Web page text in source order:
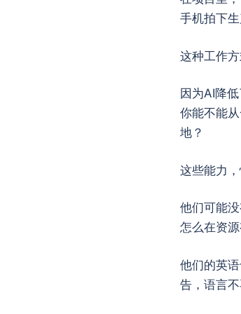
手机拍下
这种工作
因为AI降
你能不能
地？
这些能力
他们可能
怎么在资
他们的英
告，语言